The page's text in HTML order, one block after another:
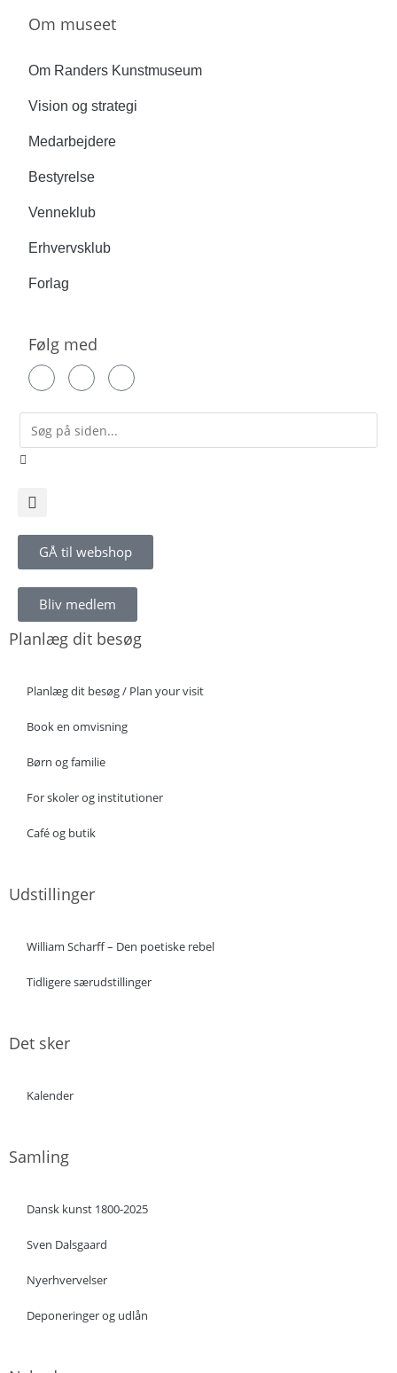
Om museet
Om Randers Kunstmuseum
Vision og strategi
Medarbejdere
Bestyrelse
Venneklub
Erhvervsklub
Forlag
Følg med
GÅ til webshop
Bliv medlem
Planlæg dit besøg
Planlæg dit besøg / Plan your visit
Book en omvisning
Børn og familie
For skoler og institutioner
Café og butik
Udstillinger
William Scharff – Den poetiske rebel
Tidligere særudstillinger
Det sker
Kalender
Samling
Dansk kunst 1800-2025
Sven Dalsgaard
Nyerhvervelser
Deponeringer og udlån